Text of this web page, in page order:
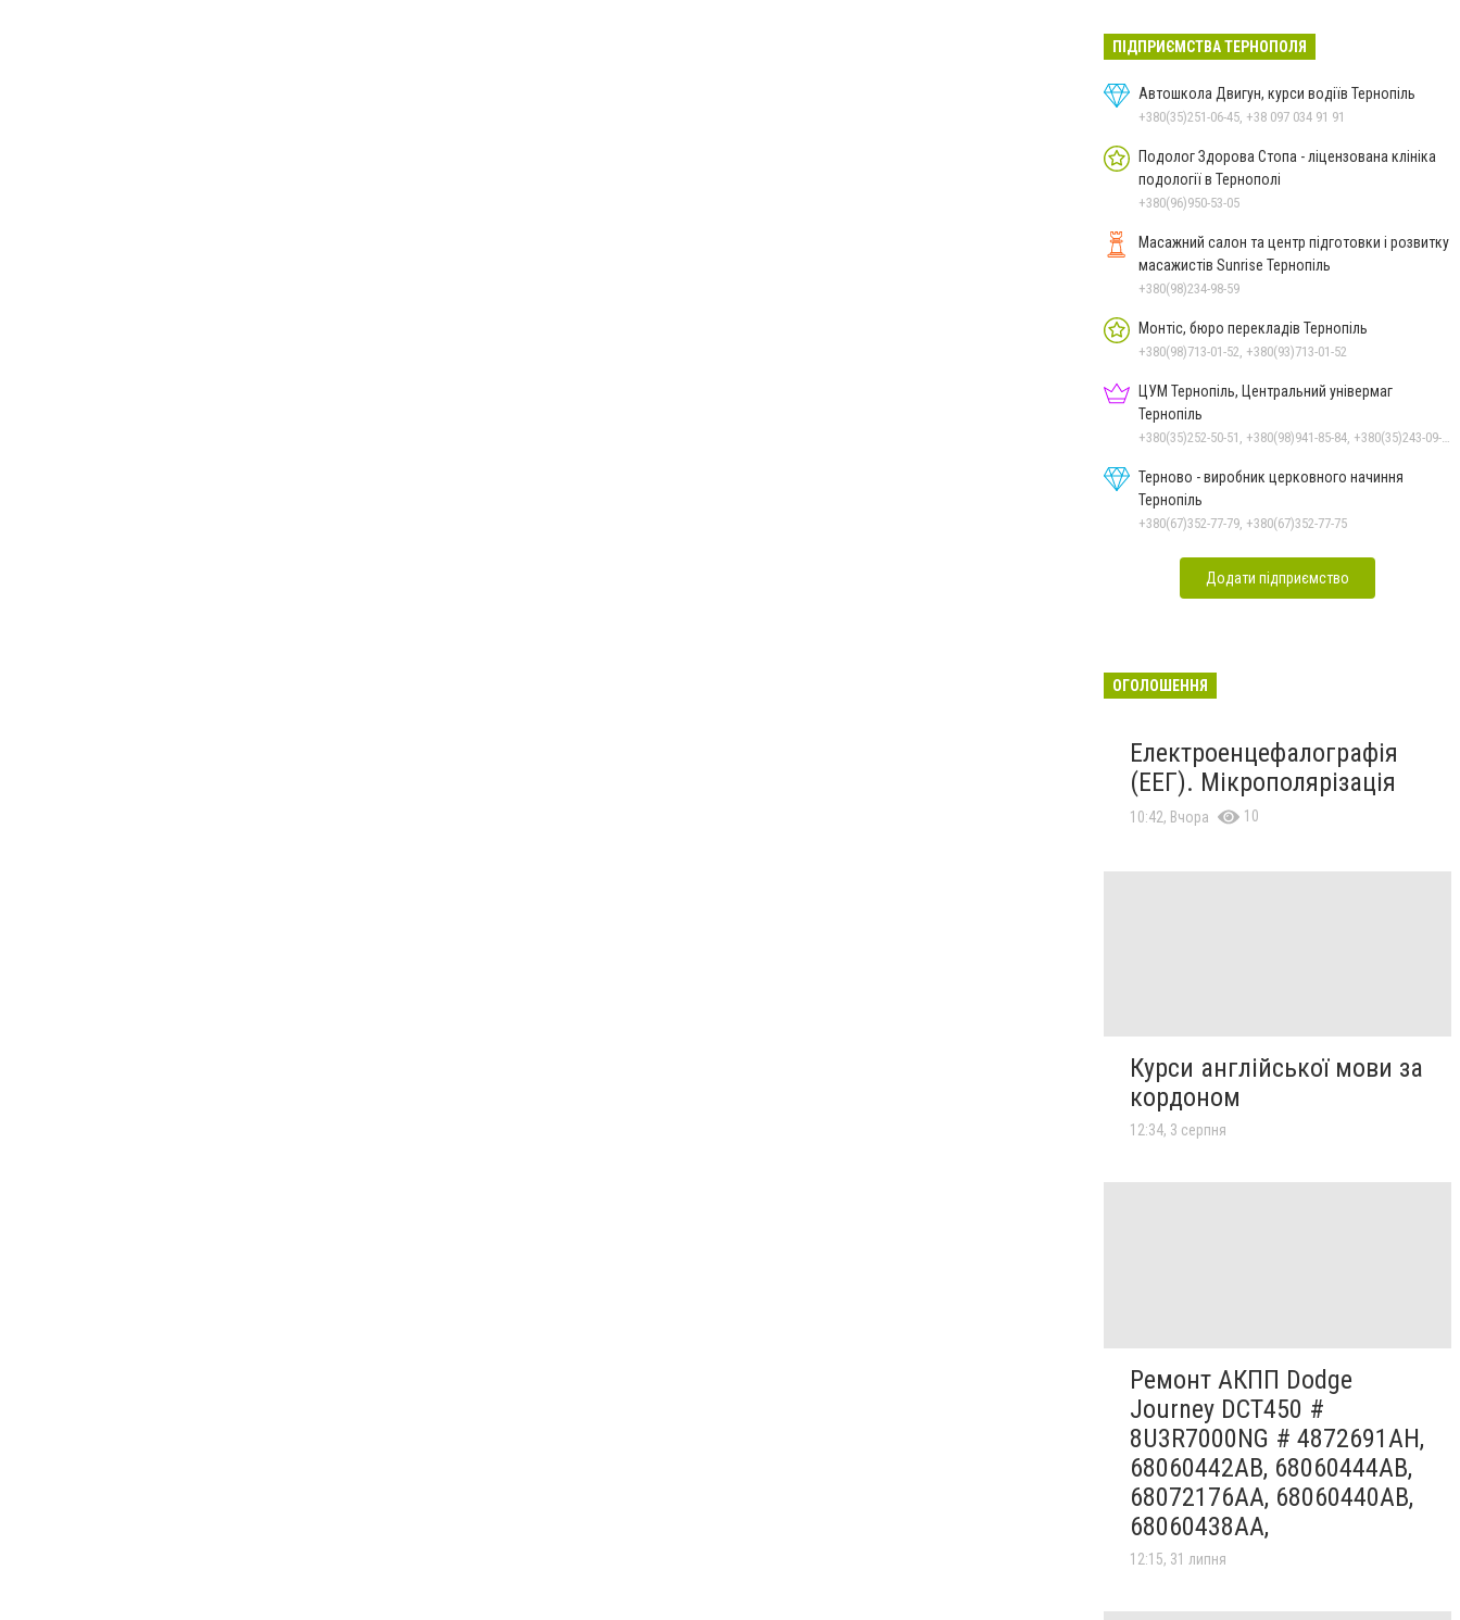
ПІДПРИЄМСТВА ТЕРНОПОЛЯ
Автошкола Двигун, курси водіїв Тернопіль
+380(35)251-06-45, +38 097 034 91 91
Подолог Здорова Стопа - ліцензована клініка
подології в Тернополі
+380(96)950-53-05
Масажний салон та центр підготовки і розвитку
масажистів Sunrise Тернопіль
+380(98)234-98-59
Монтіс, бюро перекладів Тернопіль
+380(98)713-01-52, +380(93)713-01-52
ЦУМ Тернопіль, Центральний універмаг
Тернопіль
+380(35)252-50-51, +380(98)941-85-84, +380(35)243-09-09, +380(98)831-44-51
Терново - виробник церковного начиння
Тернопіль
+380(67)352-77-79, +380(67)352-77-75
Додати підприємство
ОГОЛОШЕННЯ
Електроенцефалографія
(ЕЕГ). Мікрополярізація
10:42, Вчора 10
Курси англійської мови за
кордоном
12:34, 3 серпня
Ремонт АКПП Dodge
Journey DCT450 #
8U3R7000NG # 4872691AH,
68060442AB, 68060444AB,
68072176AA, 68060440AB,
68060438AA,
12:15, 31 липня